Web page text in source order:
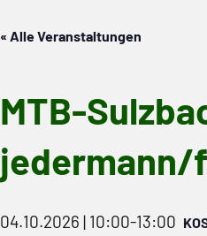
« Alle Veranstaltungen
MTB-
jedermann/
04.10.2026 | 10:00-13:00